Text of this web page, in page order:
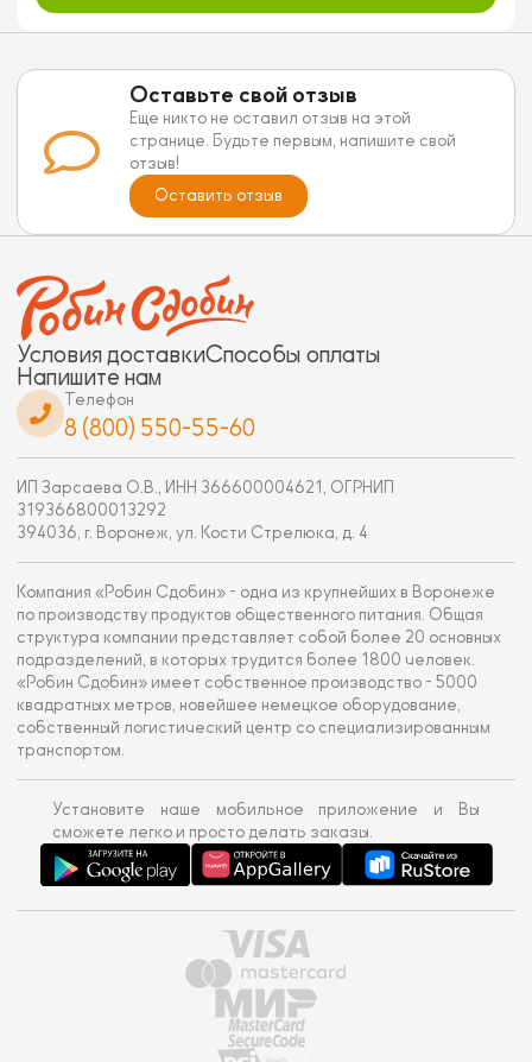
Оставьте свой отзыв
Еще никто не оставил отзыв на этой
странице. Будьте первым, напишите свой
отзыв!
Оставить отзыв
Условия доставкиСпособы оплаты
Напишите нам
Телефон
8 (800) 550-55-60
ИП Зарсаева О.В., ИНН 366600004621, ОГРНИП
319366800013292
394036, г. Воронеж, ул. Кости Стрелюка, д. 4
Компания «Робин Сдобин» - одна из крупнейших в Воронеже
по производству продуктов общественного питания. Общая
структура компании представляет собой более 20 основных
подразделений, в которых трудится более 1800 человек.
«Робин Сдобин» имеет собственное производство - 5000
квадратных метров, новейшее немецкое оборудование,
собственный логистический центр со специализированным
транспортом.
Установите наше мобильное приложение и Вы
сможете легко и просто делать заказы.